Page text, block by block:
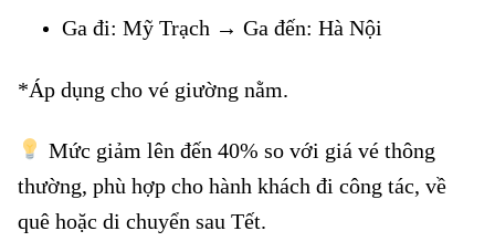
Ga đi: Mỹ Trạch → Ga đến: Hà Nội
*Áp dụng cho vé giường nằm.
Mức giảm lên đến 40% so với giá vé thông
thường, phù hợp cho hành khách đi công tác, về
quê hoặc di chuyển sau Tết.